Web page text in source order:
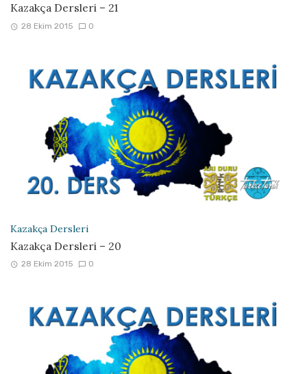
Kazakça Dersleri – 21
28 Ekim 2015 0
Kazakça Dersleri
Kazakça Dersleri – 20
28 Ekim 2015 0